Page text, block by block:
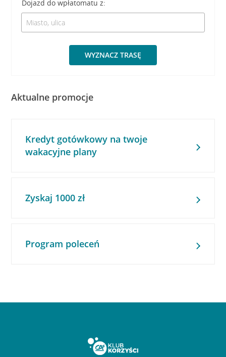
Dojazd do wpłatomatu z:
WYZNACZ TRASĘ
Aktualne promocje
Kredyt gotówkowy na twoje
wakacyjne plany
Zyskaj 1000 zł
Program poleceń